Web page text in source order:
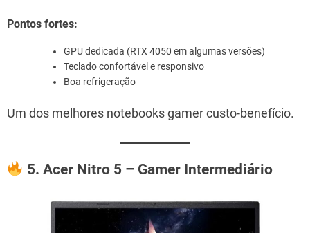
Pontos fortes:
GPU dedicada (RTX 4050 em algumas versões)
Teclado confortável e responsivo
Boa refrigeração
Um dos melhores notebooks gamer custo-benefício.
5. Acer Nitro 5 – Gamer Intermediário